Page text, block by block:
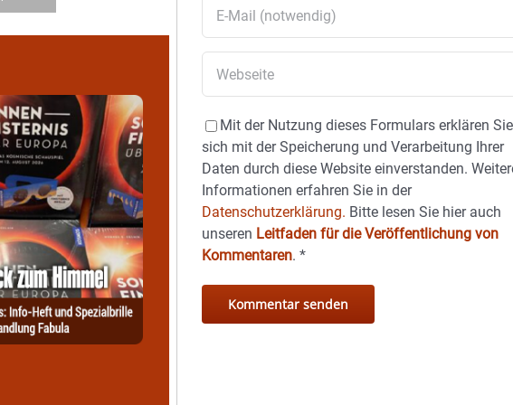
Mit der Nutzung dieses Formulars erklären Sie
sich mit der Speicherung und Verarbeitung Ihrer
Daten durch diese Website einverstanden.
Informationen erfahren Sie in der
Datenschutzerklärung. Bitte lesen Sie hier auch
unseren Leitfaden für die Veröffentlichung von
Kommentaren.*